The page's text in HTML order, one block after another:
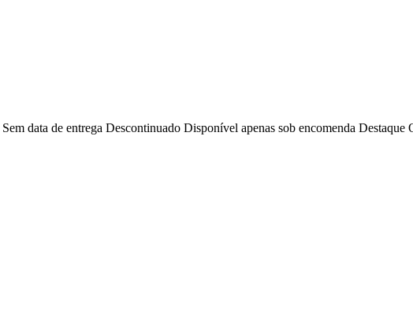
Sem data de entrega Descontinuado Disponível apenas sob encomenda Destaque